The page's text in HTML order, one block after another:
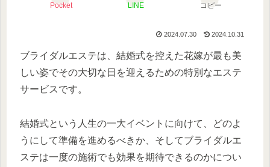
Pocket LINE コピー
2024.07.30 2024.10.31
ブライダルエステは、結婚式を控えた花嫁が最も美
しい姿でその大切な日を迎えるための特別なエステ
サービスです。
結婚式という人生の一大イベントに向けて、どのよ
うにして準備を進めるべきか、そしてブライダルエ
ステは一度の施術でも効果を期待できるのかについ